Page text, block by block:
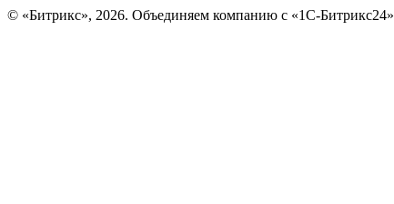
© «Битрикс», 2026. Объединяем компанию с «1С-Битрикс24»